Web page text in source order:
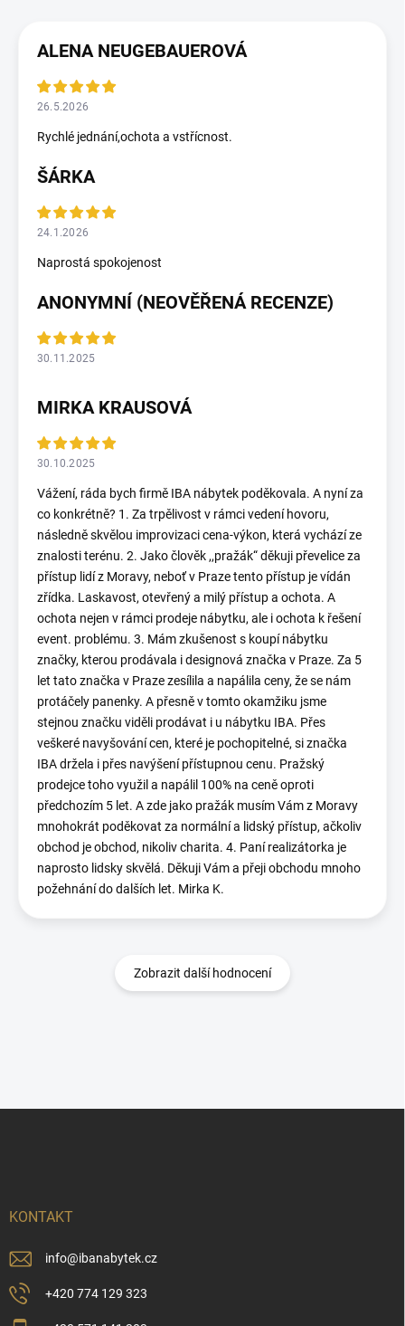
ALENA NEUGEBAUEROVÁ
26.5.2026
Rychlé jednání,ochota a vstřícnost.
ŠÁRKA
24.1.2026
Naprostá spokojenost
ANONYMNÍ (NEOVĚŘENÁ RECENZE)
30.11.2025
MIRKA KRAUSOVÁ
30.10.2025
Vážení, ráda bych firmě IBA nábytek poděkovala. A nyní za
co konkrétně? 1. Za trpělivost v rámci vedení hovoru,
následně skvělou improvizaci cena-výkon, která vychází ze
znalosti terénu. 2. Jako člověk ,,pražák“ děkuji převelice za
přístup lidí z Moravy, neboť v Praze tento přístup je vídán
zřídka. Laskavost, otevřený a milý přístup a ochota. A
ochota nejen v rámci prodeje nábytku, ale i ochota k řešení
event. problému. 3. Mám zkušenost s koupí nábytku
značky, kterou prodávala i designová značka v Praze. Za 5
let tato značka v Praze zesílila a napálila ceny, že se nám
protáčely panenky. A přesně v tomto okamžiku jsme
stejnou značku viděli prodávat i u nábytku IBA. Přes
veškeré navyšování cen, které je pochopitelné, si značka
IBA držela i přes navýšení přístupnou cenu. Pražský
prodejce toho využil a napálil 100% na ceně oproti
předchozím 5 let. A zde jako pražák musím Vám z Moravy
mnohokrát poděkovat za normální a lidský přístup, ačkoliv
obchod je obchod, nikoliv charita. 4. Paní realizátorka je
naprosto lidsky skvělá. Děkuji Vám a přeji obchodu mnoho
požehnání do dalších let. Mirka K.
Zobrazit další hodnocení
KONTAKT
info@ibanabytek.cz
+420 774 129 323